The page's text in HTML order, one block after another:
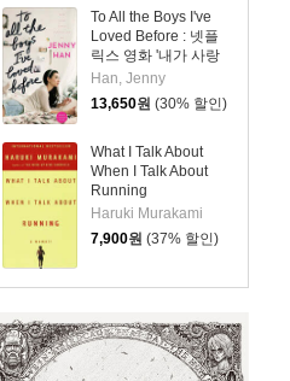
To All the Boys I've
Loved Before : 넷플
릭스 영화 '내가 사랑
했던 모든 남자들에
게' 원작소설
Han, Jenny
13,650원 (30% 할인)
What I Talk About
When I Talk About
Running
Haruki Murakami
7,900원 (37% 할인)